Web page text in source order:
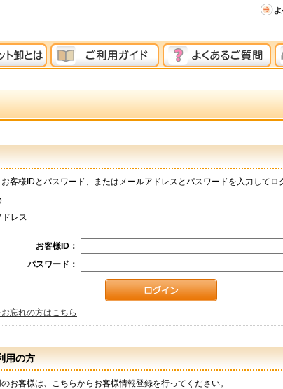
客様IDとパスワード、またはメールアドレスとパスワードを入力してロ
ドレス
お客様ID：
パスワード：
忘れの方はこちら
用の方
お客様は、こちらからお客様情報登録を行ってください。